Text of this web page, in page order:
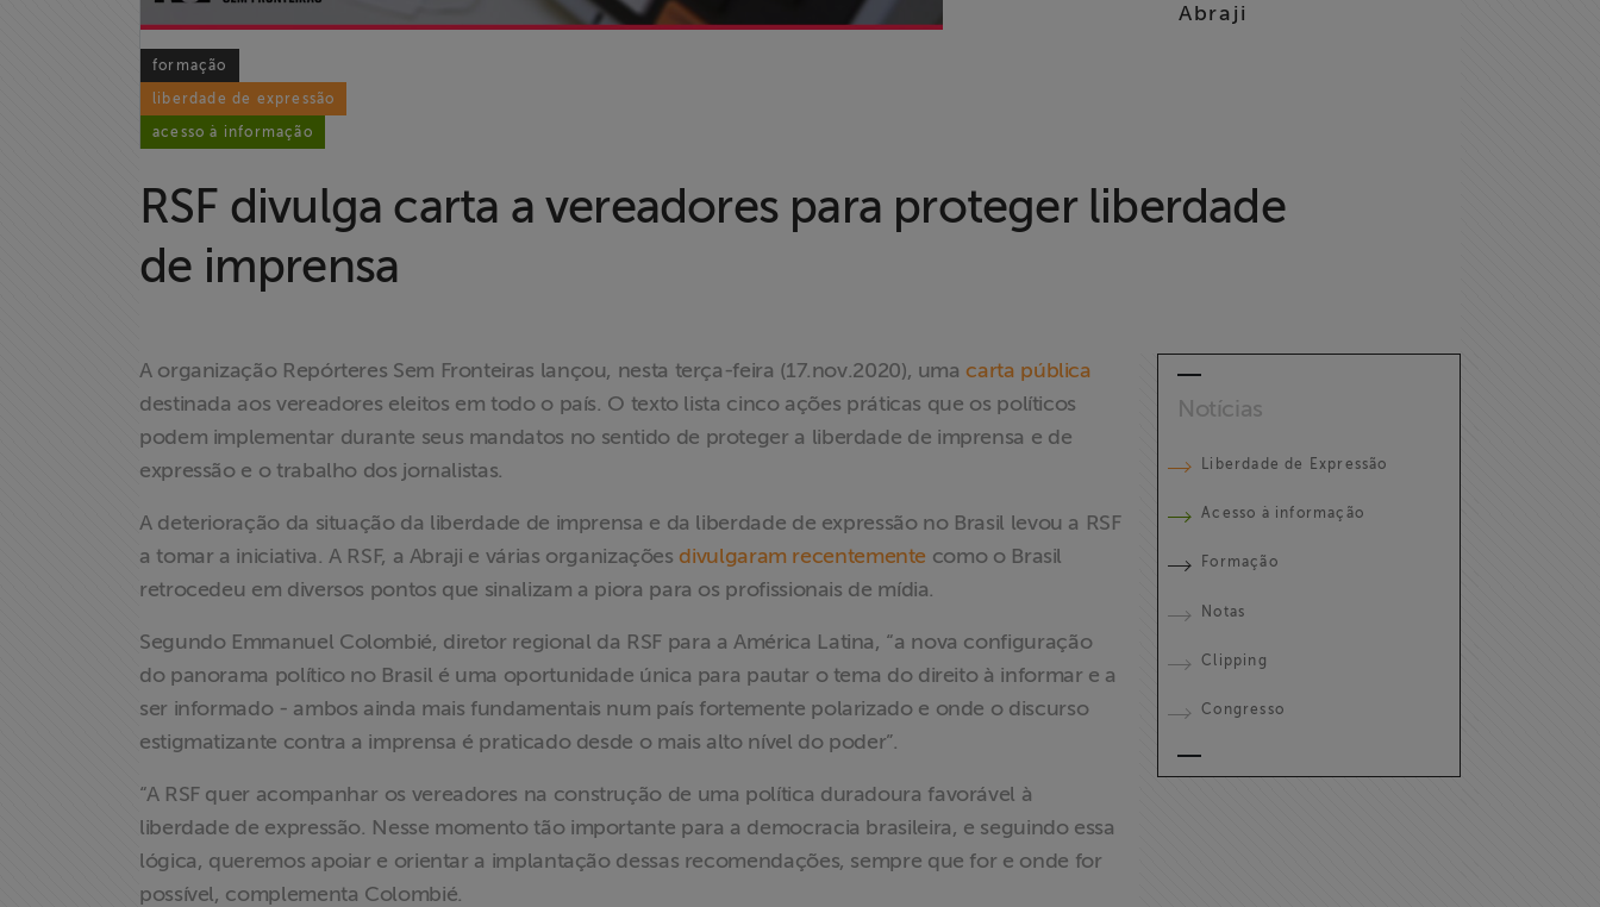
Proteção Legal
Abraji
formação
liberdade de expressão
acesso à informação
RSF divulga carta a vereadores para proteger liberdade
de imprensa
A organização Repórteres Sem Fronteiras lançou, nesta terça-feira (17.nov.2020), umacarta pública
destinada aos vereadores eleitos em todo o país. O texto lista cinco ações práticas que os políticos
podem implementar durante seus mandatos no sentido de proteger a liberdade de imprensa e de
expressão e o trabalho dos jornalistas.
A deterioração da situação da liberdade de imprensa e da liberdade de expressão no Brasil levou a RSF
a tomar a iniciativa. A RSF, a Abraji e várias organizações divulgaram recentemente como o Brasil
retrocedeu em diversos pontos que sinalizam a piora para os profissionais de mídia.
Segundo Emmanuel Colombié, diretor regional da RSF para a América Latina, “a nova configuração
do panorama político no Brasil é uma oportunidade única para pautar o tema do direito à informar e a
ser informado - ambos ainda mais fundamentais num país fortemente polarizado e onde o discurso
estigmatizante contra a imprensa é praticado desde o mais alto nível do poder”.
“A RSF quer acompanhar os vereadores na construção de uma política duradoura favorável à
liberdade de expressão. Nesse momento tão importante para a democracia brasileira, e seguindo essa
lógica, queremos apoiar e orientar a implantação dessas recomendações, sempre que for e onde for
possível, complementa Colombié.
Notícias
Liberdade de Expressão
Acesso à informação
Formação
Notas
Clipping
Congresso